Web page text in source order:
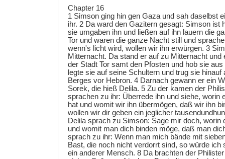
Chapter 16
1 Simson ging hin gen Gaza und sah daselbst
ihr. 2 Da ward den Gazitern gesagt: Simson ist
sie umgaben ihn und ließen auf ihn lauern die
Tor und waren die ganze Nacht still und
wenn's licht wird, wollen wir ihn erwürgen. 3
Mitternacht. Da stand er auf zu Mitternacht und
der Stadt Tor samt den Pfosten und hob sie
legte sie auf seine Schultern und trug sie hinauf
Berges vor Hebron. 4 Darnach gewann er ein
Sorek, die hieß Delila. 5 Zu der kamen der
sprachen zu ihr: Überrede ihn und siehe, worin
hat und womit wir ihn übermögen, daß wir ihn
wollen wir dir geben ein jeglicher
Delila sprach zu Simson: Sage mir doch, worin
und womit man dich binden möge, daß man
sprach zu ihr: Wenn man mich bände mit
Bast, die noch nicht verdorrt sind, so würde ich
ein anderer Mensch. 8 Da brachten der